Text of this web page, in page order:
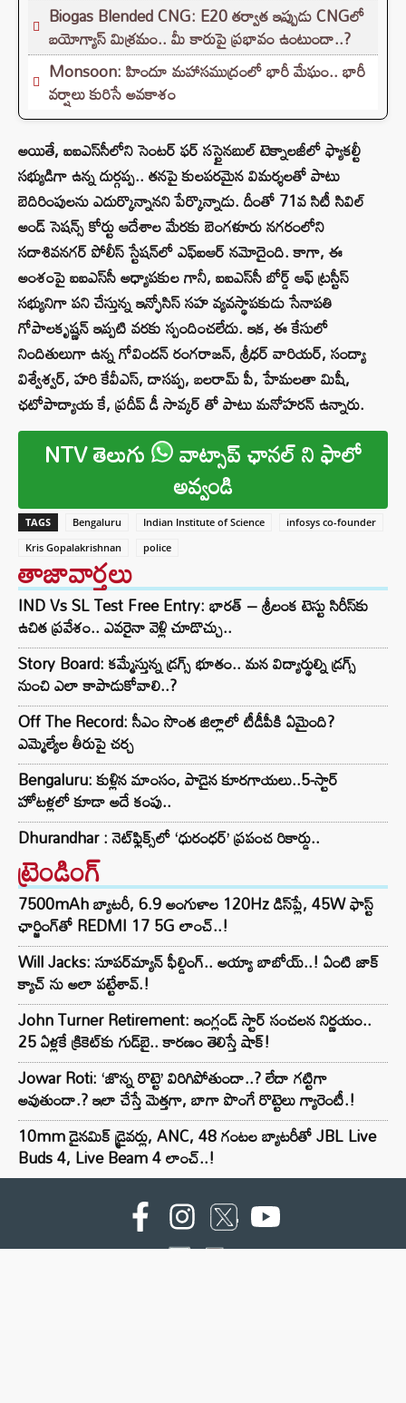
Biogas Blended CNG: E20 తర్వాత ఇప్పుడు CNGలో
బయోగ్యాస్ మిశ్రమం.. మీ కారుపై ప్రభావం ఉంటుందా..?
Monsoon: హిందూ మహాసముద్రంలో భారీ మేఘం.. భారీ
వర్షాలు కురిసే అవకాశం
అయితే, ఐఐఎస్‌సీలోని సెంటర్ ఫర్ సస్టైనబుల్ టెక్నాలజీలో ఫ్యాకల్టీ
సభ్యుడిగా ఉన్న దుర్గప్ప.. తనపై కులపరమైన విమర్శలతో పాటు
బెదిరింపులను ఎదుర్కొన్నానని పేర్కొన్నాడు. దీంతో 71వ సిటీ సివిల్
అండ్ సెషన్స్ కోర్టు ఆదేశాల మేరకు బెంగళూరు నగరంలోని
సదాశివనగర్ పోలీస్ స్టేషన్‌లో ఎఫ్‌ఐఆర్ నమోదైంది. కాగా, ఈ
అంశంపై ఐఐఎస్‌సీ అధ్యాపకుల గానీ, ఐఐఎస్‌సీ బోర్డ్ ఆఫ్ ట్రస్టీస్
సభ్యునిగా పని చేస్తున్న ఇన్ఫోసిస్‌ సహ వ్యవస్థాపకుడు సేనాపతి
గోపాలకృష్ణన్ ఇప్పటి వరకు స్పందించలేదు. ఇక, ఈ కేసులో
నిందితులుగా ఉన్న గోవిందన్ రంగరాజన్, శ్రీధర్ వారియర్, సంద్యా
విశ్వేశ్వర్, హరి కేవీఎస్, దాసప్ప, బలరామ్ పీ, హేమలతా మిషీ,
ఛటోపాద్యాయ కే, ప్రదీప్ డీ సావ్కర్ తో పాటు మనోహరన్ ఉన్నారు.
NTV తెలుగు వాట్సాప్ ఛానల్ ని ఫాలో
అవ్వండి
TAGS Bengaluru Indian Institute of Science
infosys co-founder
Kris Gopalakrishnan
police
తాజావార్తలు
IND Vs SL Test Free Entry: భారత్ – శ్రీలంక టెస్టు సిరీస్‌కు
ఉచిత ప్రవేశం.. ఎవరైనా వెళ్లి చూడొచ్చు..
Story Board: కమ్మేస్తున్న డ్రగ్స్ భూతం.. మన విద్యార్థుల్ని డ్రగ్స్
నుంచి ఎలా కాపాడుకోవాలి..?
Off The Record: సీఎం సొంత జిల్లాలో టీడీపీకి ఏమైంది?
ఎమ్మెల్యేల తీరుపై చర్చ
Bengaluru: కుళ్లిన మాంసం, పాడైన కూరగాయలు..5-స్టార్
హోటళ్లలో కూడా అదే కంపు..
Dhurandhar : నెట్‌ఫ్లిక్స్‌లో ‘ధురంధర్’ ప్రపంచ రికార్డు..
ట్రెండింగ్‌
7500mAh బ్యాటరీ, 6.9 అంగుళాల 120Hz డిస్‌ప్లే, 45W ఫాస్ట్
ఛార్జింగ్‌తో REDMI 17 5G లాంచ్..!
Will Jacks: సూపర్‌మ్యాన్ ఫీల్డింగ్.. అయ్యా బాబోయ్..! ఏంటి జాక్
క్యాచ్ ను అలా పట్టేశావ్.!
John Turner Retirement: ఇంగ్లండ్ స్టార్ సంచలన నిర్ణయం..
25 ఏళ్లకే క్రికెట్‌కు గుడ్‌బై.. కారణం తెలిస్తే షాక్!
Jowar Roti: ‘జొన్న రొట్టె’ విరిగిపోతుందా..? లేదా గట్టిగా
అవుతుందా.? ఇలా చేస్తే మెత్తగా, బాగా పొంగే రొట్టెలు గ్యారెంటీ.!
10mm డైనమిక్ డ్రైవర్లు, ANC, 48 గంటల బ్యాటరీతో JBL Live
Buds 4, Live Beam 4 లాంచ్..!